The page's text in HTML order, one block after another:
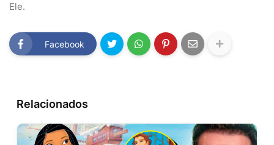
Ele.
Facebook
Relacionados